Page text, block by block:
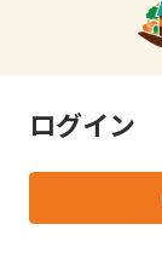
ログイン